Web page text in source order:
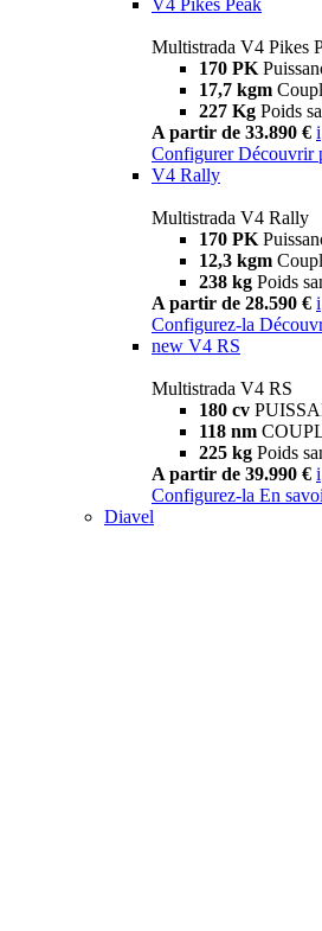
Multistrada V4 Pikes
170 PK
17,7 kgm
227 Kg Poids
A partir de 33.890 € i
Configurer Découvrir
V4 Rally
Multistrada V4 Rally
170 PK
12,3 kgm
238 kg Poids
A partir de 28.590 € i
Configurez-la
new V4 RS
Multistrada V4 RS
180 cv
118 nm
225 kg Poids
A partir de 39.990 € i
Configurez-la En
Diavel